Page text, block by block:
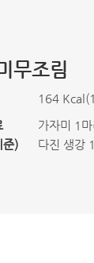
무조림
164
준)
가자미 1
다진 생강